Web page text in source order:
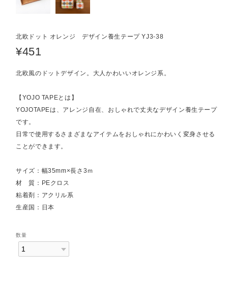
北欧ドット オレンジ デザイン養生テープ YJ3-38
¥451
北欧風のドットデザイン。大人かわいいオレンジ系。
【YOJO TAPEとは】
YOJOTAPEは、アレンジ自在、おしゃれで丈夫なデザイン養生テープ
です。
日常で使用するさまざまなアイテムをおしゃれにかわいく変身させる
ことができます。
サイズ：幅35mm×長さ3ｍ
材 質：PEクロス
粘着剤：アクリル系
生産国：日本
数量